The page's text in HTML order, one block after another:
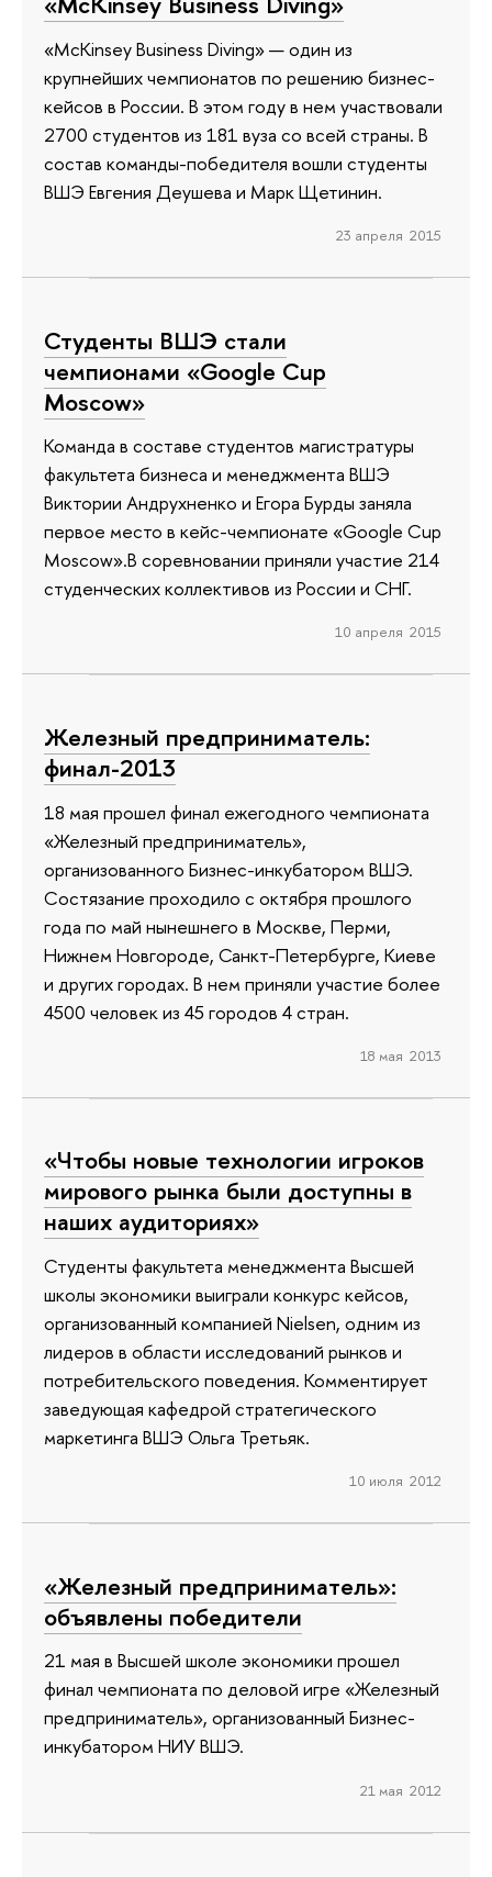
«McKinsey Business Diving» — один из
крупнейших чемпионатов по решению бизнес-
кейсов в России. В этом году в нем участвовали
2700 студентов из 181 вуза со всей страны. В
состав команды-победителя вошли студенты
ВШЭ Евгения Деушева и Марк Щетинин.
23 апреля 2015
Студенты ВШЭ стали
чемпионами «Google Cup
Moscow»
Команда в составе студентов магистратуры
факультета бизнеса и менеджмента ВШЭ
Виктории Андрухненко и Егора Бурды заняла
первое место в кейс-чемпионате «Google Cup
Moscow».В соревновании приняли участие 214
студенческих коллективов из России и СНГ.
10 апреля 2015
Железный предприниматель:
финал-2013
18 мая прошел финал ежегодного чемпионата
«Железный предприниматель»,
организованного Бизнес-инкубатором ВШЭ.
Состязание проходило с октября прошлого
года по май нынешнего в Москве, Перми,
Нижнем Новгороде, Санкт-Петербурге, Киеве
и других городах. В нем приняли участие более
4500 человек из 45 городов 4 стран.
18 мая 2013
«Чтобы новые технологии игроков
мирового рынка были доступны в
наших аудиториях»
Студенты факультета менеджмента Высшей
школы экономики выиграли конкурс кейсов,
организованный компанией Nielsen, одним из
лидеров в области исследований рынков и
потребительского поведения. Комментирует
заведующая кафедрой стратегического
маркетинга ВШЭ Ольга Третьяк.
10 июля 2012
«Железный предприниматель»:
объявлены победители
21 мая в Высшей школе экономики прошел
финал чемпионата по деловой игре «Железный
предприниматель», организованный Бизнес-
инкубатором НИУ ВШЭ.
21 мая 2012